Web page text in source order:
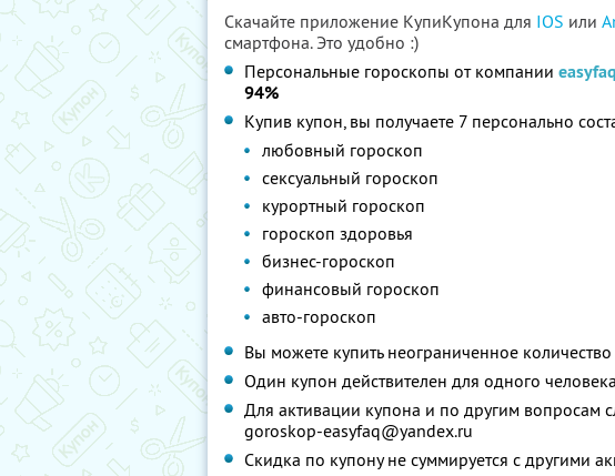
Скачайте приложение КупиКупона для IOS или
смартфона. Это удобно :)
Персональные гороскопы от компании
94%
Купив купон, вы получаете 7 персонально
любовный гороскоп
сексуальный гороскоп
курортный гороскоп
гороскоп здоровья
бизнес-гороскоп
финансовый гороскоп
авто-гороскоп
Вы можете купить неограниченное
Один купон действителен для одного человека
Для активации купона и по другим вопросам
goroskop-easyfaq@yandex.ru
Скидка по купону не суммируется с другими